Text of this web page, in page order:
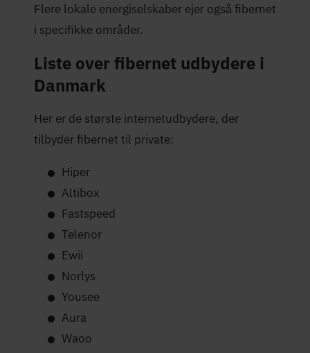
Flere lokale energiselskaber ejer også fibernet
i specifikke områder.
Liste over fibernet udbydere i
Danmark
Her er de største internetudbydere, der
tilbyder fibernet til private:
Hiper
Altibox
Fastspeed
Telenor
Ewii
Norlys
Yousee
Aura
Waoo